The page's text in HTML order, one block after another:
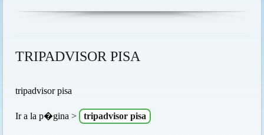
TRIPADVISOR PISA
tripadvisor pisa
Ir a la p�gina > tripadvisor pisa